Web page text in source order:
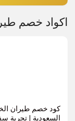
اكواد خصم
كود خصم طيران
السعودية | تجربة